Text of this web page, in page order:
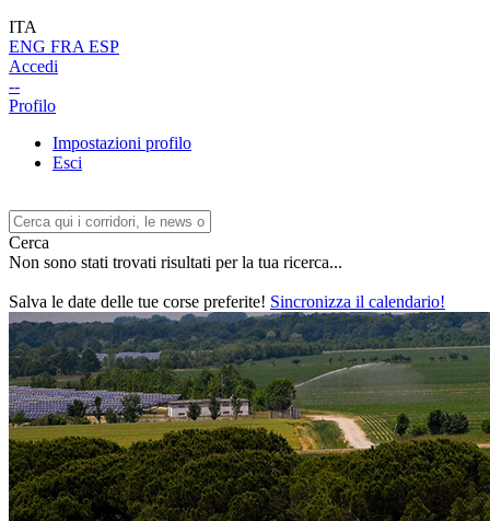
ITA
ENG FRA ESP
Accedi
--
Profilo
Impostazioni profilo
Esci
Cerca
Non sono stati trovati risultati per la tua ricerca...
Salva le date delle tue corse preferite! Sincronizza il calendario!